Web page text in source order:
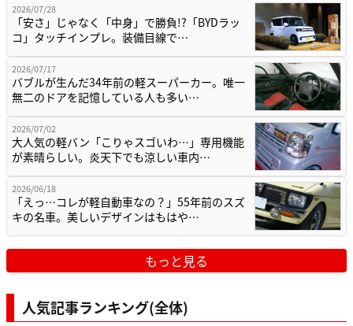
2026/07/28
「安さ」じゃなく「中身」で勝負!?「BYDラッ
コ」タッチインプレ。装備目線で…
2026/07/17
バブルが生んだ34年前の軽スーパーカー。唯一
無二のドアを記憶している人も多い…
2026/07/02
大人気の軽バン「こりゃスゴいわ…」専用機能
が素晴らしい。炎天下でも涼しい車内…
2026/06/18
「えっ…コレが軽自動車なの？」55年前のスズ
キの名車。美しいデザインはもはや…
もっと見る
人気記事ランキング(全体)